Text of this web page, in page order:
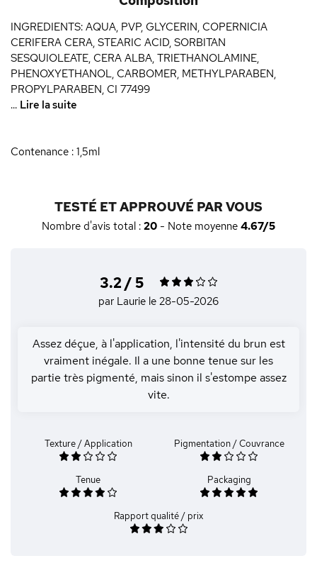
INGREDIENTS: AQUA, PVP, GLYCERIN, COPERNICIA
CERIFERA CERA, STEARIC ACID, SORBITAN
SESQUIOLEATE, CERA ALBA, TRIETHANOLAMINE,
PHENOXYETHANOL, CARBOMER, METHYLPARABEN,
PROPYLPARABEN, CI 77499
... Lire la suite
Contenance : 1,5ml
TESTÉ ET APPROUVÉ PAR VOUS
Nombre d'avis total : 20 - Note moyenne 4.67/5
3.2 / 5
par Laurie le 28-05-2026
Assez déçue, à l'application, l'intensité du brun est
vraiment inégale. Il a une bonne tenue sur les
partie très pigmenté, mais sinon il s'estompe assez
vite.
Texture / Application Pigmentation / Couvrance
Tenue Packaging
Rapport qualité / prix